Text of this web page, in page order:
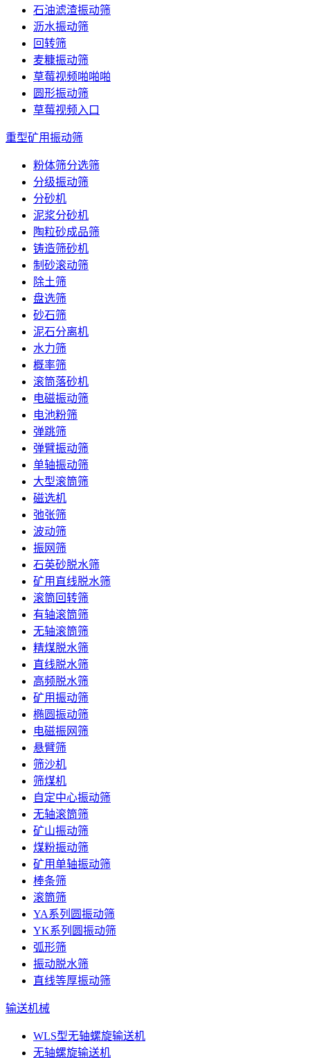
石油滤渣振动筛
沥水振动筛
回转筛
麦糠振动筛
草莓视频啪啪啪
圆形振动筛
草莓视频入口
重型矿用振动筛
粉体筛分选筛
分级振动筛
分砂机
泥浆分砂机
陶粒砂成品筛
铸造筛砂机
制砂滚动筛
除土筛
盘选筛
砂石筛
泥石分离机
水力筛
概率筛
滚筒落砂机
电磁振动筛
电池粉筛
弹跳筛
弹臂振动筛
单轴振动筛
大型滚筒筛
磁选机
弛张筛
波动筛
振网筛
石英砂脱水筛
矿用直线脱水筛
滚筒回转筛
有轴滚筒筛
无轴滚筒筛
精煤脱水筛
直线脱水筛
高频脱水筛
矿用振动筛
椭圆振动筛
电磁振网筛
悬臂筛
筛沙机
筛煤机
自定中心振动筛
无轴滚筒筛
矿山振动筛
煤粉振动筛
矿用单轴振动筛
棒条筛
滚筒筛
YA系列圆振动筛
YK系列圆振动筛
弧形筛
振动脱水筛
直线等厚振动筛
输送机械
WLS型无轴螺旋输送机
无轴螺旋输送机